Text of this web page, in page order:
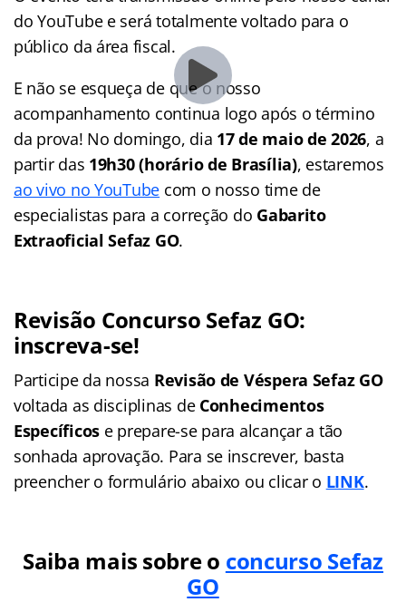
do YouTube e será totalmente voltado para o
público da área fiscal.
E não se esqueça de que o nosso
acompanhamento continua logo após o término
da prova! No domingo, dia 17 de maio de 2026, a
partir das 19h30 (horário de Brasília), estaremos
ao vivo no YouTube com o nosso time de
especialistas para a correção do Gabarito
Extraoficial Sefaz GO.
Revisão Concurso Sefaz GO:
inscreva-se!
Participe da nossa Revisão de Véspera Sefaz GO
voltada as disciplinas de Conhecimentos
Específicos e prepare-se para alcançar a tão
sonhada aprovação. Para se inscrever, basta
preencher o formulário abaixo ou clicar o LINK.
Saiba mais sobre o concurso Sefaz
GO